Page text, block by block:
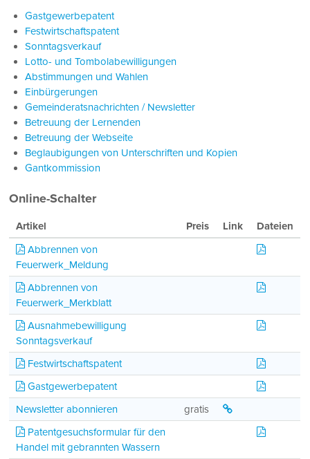
Gastgewerbepatent
Festwirtschaftspatent
Sonntagsverkauf
Lotto- und Tombolabewilligungen
Abstimmungen und Wahlen
Einbürgerungen
Gemeinderatsnachrichten / Newsletter
Betreuung der Lernenden
Betreuung der Webseite
Beglaubigungen von Unterschriften und Kopien
Gantkommission
Online-Schalter
Artikel Preis Link
Dateien
Abbrennen von
Feuerwerk_Meldung
Abbrennen von
Feuerwerk_Merkblatt
Ausnahmebewilligung
Sonntagsverkauf
Festwirtschaftspatent
Gastgewerbepatent
Newsletter abonnieren
gratis
Newsletter
Patentgesuchsformular für den
Handel mit gebrannten Wassern